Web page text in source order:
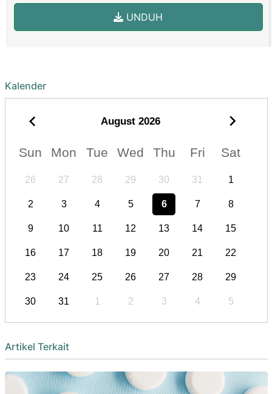
UNDUH
Kalender
August 2026
Sun Mon Tue Wed Thu Fri Sat
26 27 28 29 30 31 1
2 3 4 5 6 7 8
9 10 11 12 13 14 15
16 17 18 19 20 21 22
23 24 25 26 27 28 29
30 31 1 2 3 4 5
Artikel Terkait